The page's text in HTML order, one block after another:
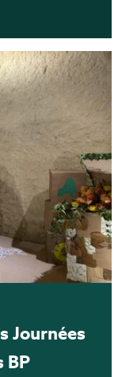
Journées
BP